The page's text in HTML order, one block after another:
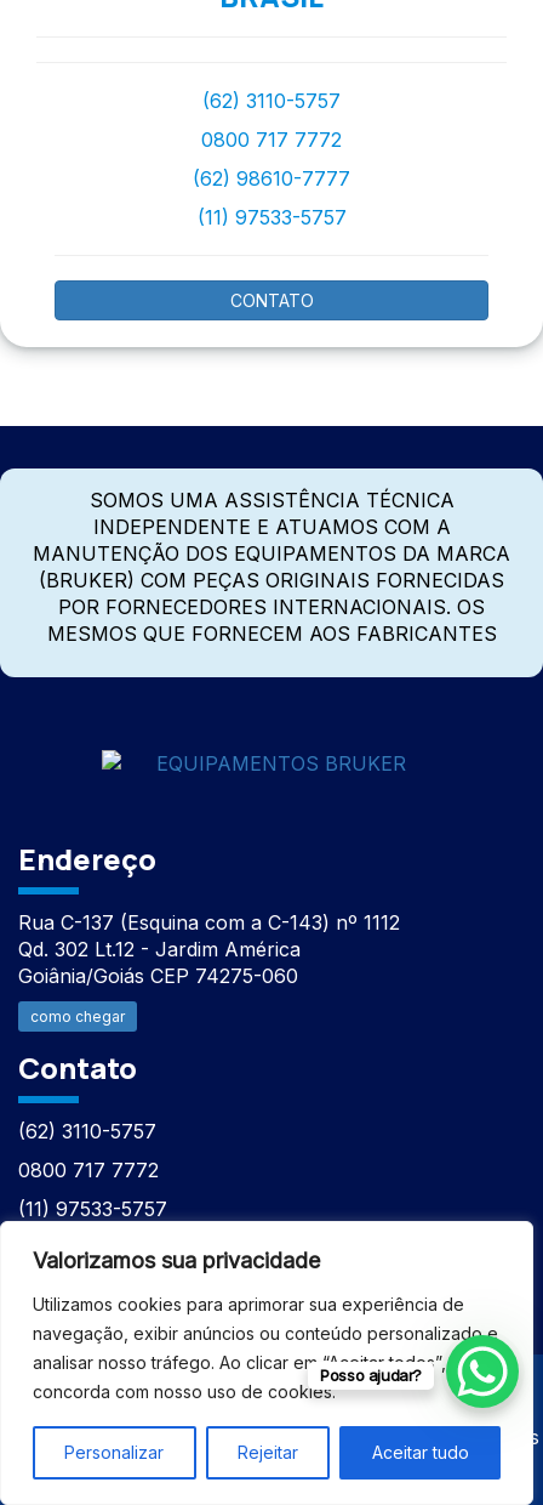
Valorizamos sua privacidade
Utilizamos cookies para aprimorar sua experiência de
navegação, exibir anúncios ou conteúdo personalizado e
analisar nosso tráfego. Ao clicar em “Aceitar todos”, você
concorda com nosso uso de cookies.
Personalizar Rejeitar Aceitar tudo
(62) 3110-5757
0800 717 7772
(62) 98610-7777
(11) 97533-5757
CONTATO
SOMOS UMA ASSISTÊNCIA TÉCNICA
INDEPENDENTE E ATUAMOS COM A
MANUTENÇÃO DOS EQUIPAMENTOS DA MARCA
(BRUKER) COM PEÇAS ORIGINAIS FORNECIDAS
POR FORNECEDORES INTERNACIONAIS. OS
MESMOS QUE FORNECEM AOS FABRICANTES
Endereço
Rua C-137 (Esquina com a C-143) nº 1112
Qd. 302 Lt.12 - Jardim América
Goiânia/Goiás CEP 74275-060
como chegar
Contato
(62) 3110-5757
0800 717 7772
(11) 97533-5757
(62) 98610-7777
© 2026 - ASSISTÊNCIA TÉCNICA ESPECIALIZADA
EQUIPAMENTOS BRUKER - Todos os direitos reservados
Posso ajudar?